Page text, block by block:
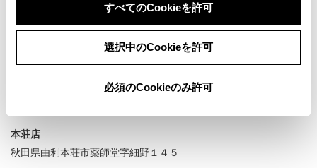
すべてのCookieを許可
選択中のCookieを許可
必須のCookieのみ許可
店舗詳細
本荘店
秋田県由利本荘市薬師堂字細野１４５